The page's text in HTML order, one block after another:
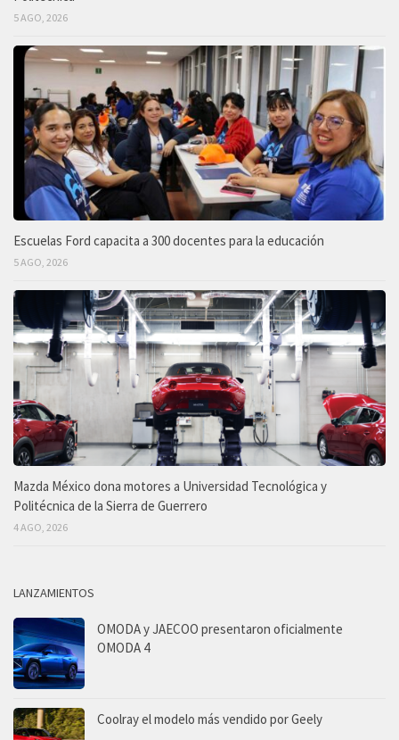
5 AGO, 2026
Escuelas Ford capacita a 300 docentes para la educación
5 AGO, 2026
Mazda México dona motores a Universidad Tecnológica y
Politécnica de la Sierra de Guerrero
4 AGO, 2026
LANZAMIENTOS
OMODA y JAECOO presentaron oficialmente
OMODA 4
Coolray el modelo más vendido por Geely